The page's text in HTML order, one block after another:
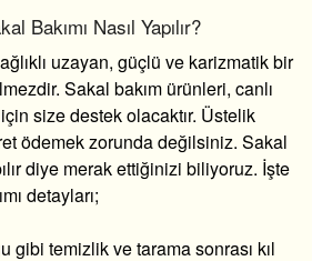
Bakımı Nasıl Yapılır?
uzayan, güçlü ve karizmatik bir
Sakal bakım ürünleri, canlı
size destek olacaktır. Üstelik
ödemek zorunda değilsiniz. Sakal
diye merak ettiğinizi biliyoruz. İşte
detayları;
gibi temizlik ve tarama sonrası kıl